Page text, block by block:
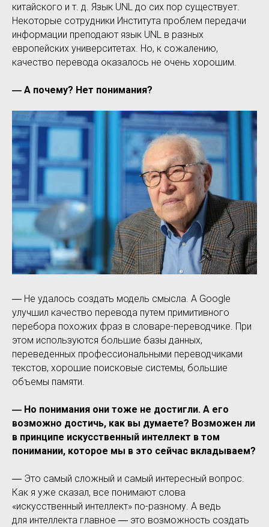
китайского и т. д. Язык UNL до сих пор существует.
Некоторые сотрудники Института проблем передачи
информации преподают язык UNL в разных
европейских университетах. Но, к сожалению,
качество перевода оказалось не очень хорошим.
― А почему? Нет понимания?
― Не удалось создать модель смысла. А Google
улучшил качество перевода путем примитивного
перебора похожих фраз в словаре-переводчике. При
этом используются большие базы данных,
переведенных профессиональными переводчиками
текстов, хорошие поисковые системы, большие
объемы памяти.
― Но понимания они тоже не достигли. А его
возможно достичь, как вы думаете? Возможен ли
в принципе искусственный интеллект в том
понимании, которое мы в это сейчас вкладываем?
― Это самый сложный и самый интересный вопрос.
Как я уже сказал, все понимают слова
«искусственный интеллект» по-разному. А ведь
для интеллекта главное ― это возможность создать